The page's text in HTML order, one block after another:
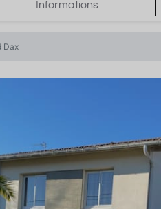
Informations
Dax